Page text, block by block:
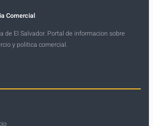
Comercial
de El Salvador. Portal de informacion sobre
y politica comercial.